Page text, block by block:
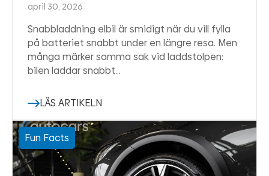
april 30, 2026
Snabbladdning elbil är smidigt när du vill fylla
på batteriet snabbt under en längre resa. Men
många märker samma sak vid laddstolpen:
bilen laddar snabbt…
LÄS ARTIKELN
Fun Facts